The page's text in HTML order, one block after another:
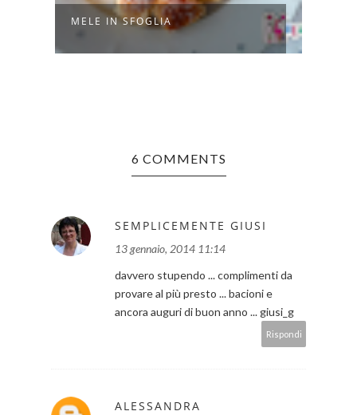
MELE IN SFOGLIA
6 COMMENTS
SEMPLICEMENTE GIUSI
13 gennaio, 2014 11:14
davvero stupendo ... complimenti da
provare al più presto ... bacioni e
ancora auguri di buon anno ... giusi_g
Rispondi
ALESSANDRA